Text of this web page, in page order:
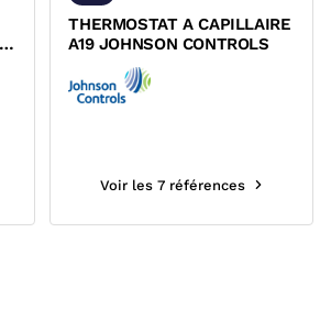
THERMOSTAT A CAPILLAIRE
A19 JOHNSON CONTROLS
Voir les 7 références